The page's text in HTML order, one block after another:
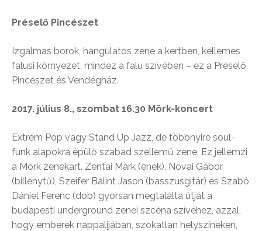
Préselő Pincészet
Izgalmas borok, hangulatos zene a kertben, kellemes
falusi környezet, mindez a falu szívében – ez a Préselő
Pincészet és Vendégház.
2017. július 8., szombat 16.30 Mörk-koncert
Extrém Pop vagy Stand Up Jazz, de többnyire soul-
funk alapokra épülő szabad szellemű zene. Ez jellemzi
a Mörk zenekart. Zentai Márk (ének), Novai Gábor
(billenytű), Szeifer Bálint Jason (basszusgitár) és Szabó
Dániel Ferenc (dob) gyorsan megtalálta útját a
budapesti underground zenei szcéna szívéhez, azzal,
hogy emberek nappalijában, szokatlan helyszíneken,